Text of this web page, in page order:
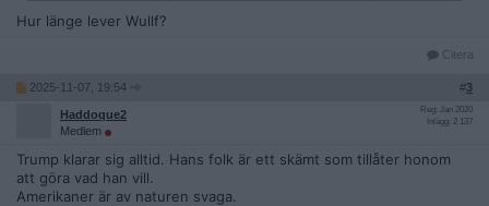
Hur länge lever Wullf?
Citera
2025-11-07, 19:54 #3
Haddoque2
Medlem
Reg: Jan 2020
Inlägg: 2 137
Trump klarar sig alltid. Hans folk är ett skämt som tillåter honom
att göra vad han vill.
Amerikaner är av naturen svaga.